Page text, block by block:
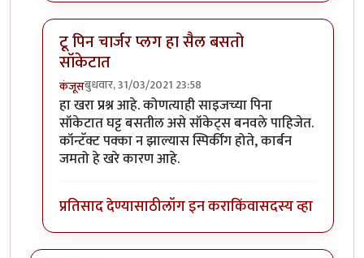
टू पिन चार्जर प्लग हा सैल बसतो
सॉकेटात
कंजूसबुधवार, 31/03/2021 23:58
In reply toमहत्वाचा निर्णय विचाराधीनby
हा खरा प्रश्न आहे. कोणत्याही साइजच्या पिना
सॉकेटात घट्ट बसतील असे सॉकेट्स बनवले पाहिजेत.
कॉन्टॅक्ट पक्का न झाल्यास स्पिर्कींग होते, कार्बन
जमतो हे खरे कारण आहे.
प्रतिसाद देण्यासाठीलॉग इन कराकिंवासदस्य व्हा